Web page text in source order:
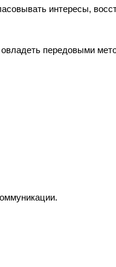
интересы,
передовыми